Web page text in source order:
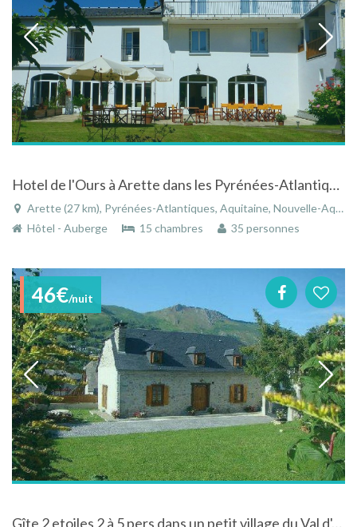
Hotel de l'Ours à Arette dans les Pyrénées-Atlantiques
Arette (27 km), Pyrénées-Atlantiques, Aquitaine, Nouvelle-Aquitaine, France
Hôtel - Auberge
15 chambres 35 personnes
46€/nuit
Gîte 2 etoiles 2 à 5 pers dans un petit village du Val d'Azun (hautes-pyrénées), au calme, avec vue sur les montagnes